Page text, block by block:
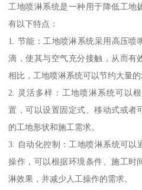
工地喷淋系统是一种用于降低工地
有以下特点：
1. 节能：工地喷淋系统采用高压喷
滴，使其与空气充分接触，从而有
相比，工地喷淋系统可以节约大量的
2. 灵活多样：工地喷淋系统可以
置，可以设置固定式、移动式或者
的工地形状和施工需求。
3. 自动化控制：工地喷淋系统可以
操作，可以根据环境条件、施工时
淋效果，并减少人工操作的需求。